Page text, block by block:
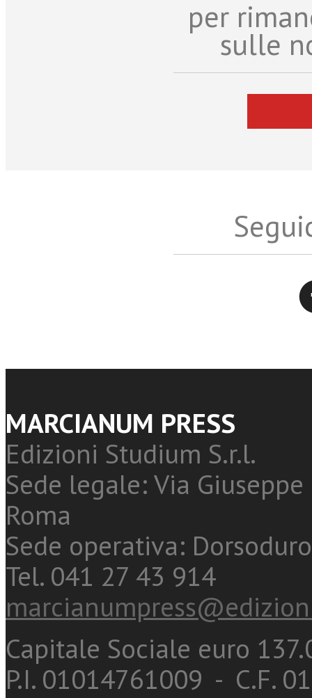
per
sulle
MARCIANUM PRESS
Edizioni Studium S.r.l.
Sede legale: Via
Roma
Sede operativa:
Tel. 041 27 43 914
Capitale Sociale euro
P.I. 01014761009 - C.F.